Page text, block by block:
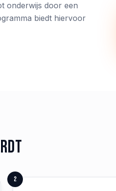
onderwijs door een
biedt hiervoor
2